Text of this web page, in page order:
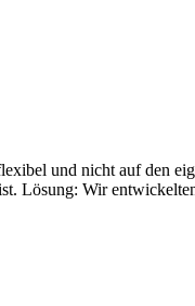
und nicht auf den
Lösung: Wir